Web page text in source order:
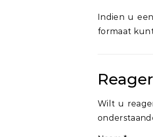
Indien u
formaat
Wilt u